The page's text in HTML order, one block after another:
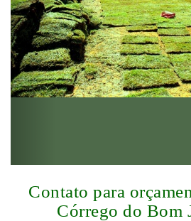
Contato para
Córrego do Bom